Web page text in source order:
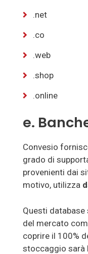
.net
.co
.web
.shop
.online
e.
Convesio
grado di
provenienti dai
motivo, utilizza
Questi
del mercato
coprire il 100%
stoccaggio sarà